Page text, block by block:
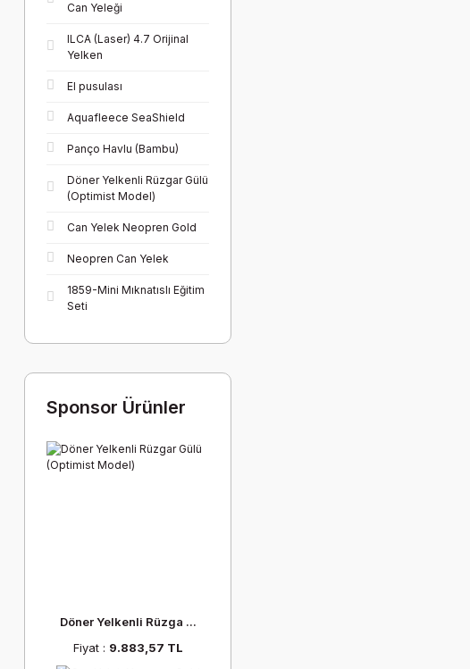
Can Yeleği
ILCA (Laser) 4.7 Orijinal
Yelken
El pusulası
Aquafleece SeaShield
Panço Havlu (Bambu)
Döner Yelkenli Rüzgar Gülü
(Optimist Model)
Can Yelek Neopren Gold
Neopren Can Yelek
1859-Mini Mıknatıslı Eğitim
Seti
Sponsor Ürünler
Döner Yelkenli Rüzga ...
Fiyat : 9.883,57 TL